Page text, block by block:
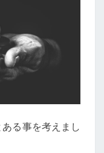
る事を考えまし